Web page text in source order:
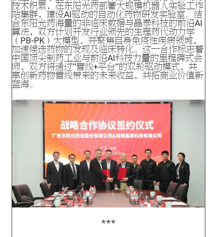
技术积累，在东阳光药部署大规模机器人实验工作
站集群，建设AI驱动的自动化药物研发实验室。结
合东阳光药海量的非临床数据与晶泰科技的前沿AI
算法，双方计划开发行业领先的生理药代动力学
（PB-PK）大模型，并聚焦自身免疫性疾病领域，
加速候选药物的发现及临床转化。这一合作标志着
中国顶尖制药工业与前沿AI科技力量的里程碑式会
师，双方将通过”管线+平台”的双轮驱动模式，共
享创新药物管线带来的未来收益，共拓商业价值新
蓝海。